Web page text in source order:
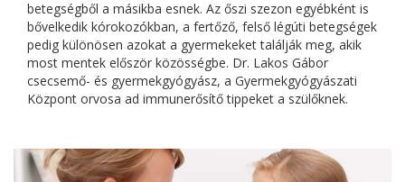
betegségből a másikba esnek. Az őszi szezon egyébként is
bővelkedik kórokozókban, a fertőző, felső légúti betegségek
pedig különösen azokat a gyermekeket találják meg, akik
most mentek először közösségbe. Dr. Lakos Gábor
csecsemő- és gyermekgyógyász, a Gyermekgyógyászati
Központ orvosa ad immunerősítő tippeket a szülőknek.